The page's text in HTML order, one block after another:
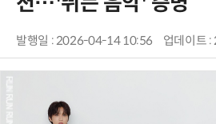
발행일 : 2026-04-14 10:56 업데이트